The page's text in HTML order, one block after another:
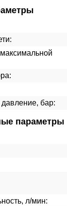
бар:
параметры
л/мин: